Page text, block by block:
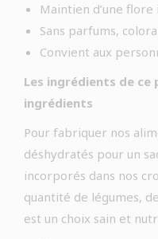
Maintien d’une
Sans parfums,
Convient aux
Les ingrédients de
ingrédients
Pour fabriquer nos
déshydratés pour un
incorporés dans nos
quantité de légumes,
est un choix sain et